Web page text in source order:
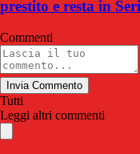
prestito e resta in
Commenti
Invia Commento
Tutti
Leggi altri commenti